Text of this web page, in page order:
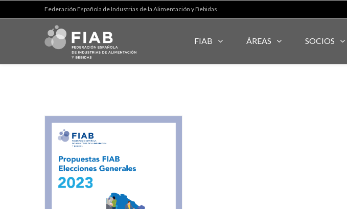
Federación Española de Industrias de la Alimentación y Bebidas
FIAB ÁREAS SOCIOS